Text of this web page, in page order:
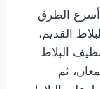
أسرع الطرق
القديم،
البلاط
ثم